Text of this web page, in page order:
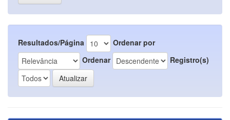
Resultados/Página
Ordenar por
Ordenar
Registro(s)